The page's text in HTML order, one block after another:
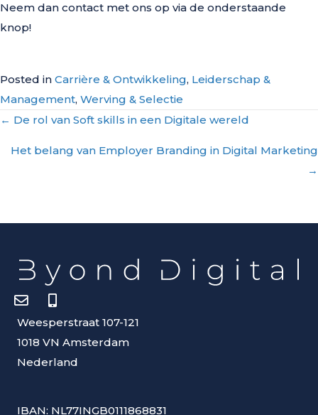
Neem dan contact met ons op via de onderstaande
knop!
Posted in Carrière & Ontwikkeling, Leiderschap &
Management, Werving & Selectie
Posts
navigation
← De rol van Soft skills in een Digitale wereld
Het belang van Employer Branding in Digital Marketing
→
Weesperstraat 107-121
1018 VN Amsterdam
Nederland
IBAN: NL77INGB0111868831